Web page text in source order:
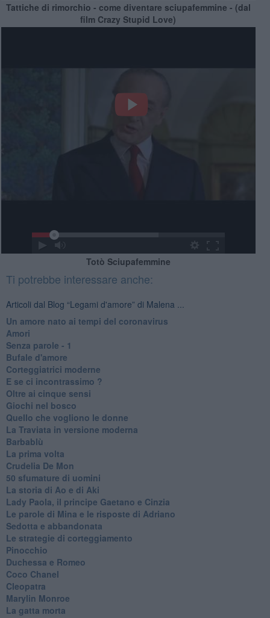
Tattiche di rimorchio - come diventare sciupafemmine - (dal
film Crazy Stupid Love)
Totò Sciupafemmine
Ti potrebbe interessare anche:
Articoli dal Blog “Legami d'amore” di Malena ...
Un amore nato ai tempi del coronavirus
Amori
Senza parole - 1
Bufale d'amore
Corteggiatrici moderne
E se ci incontrassimo ?
Oltre ai cinque sensi
Giochi nel bosco
Quello che vogliono le donne
La Traviata in versione moderna
Barbablù
La prima volta
Crudelia De Mon
50 sfumature di uomini
La storia di Ao e di Aki
Lady Paola, il principe Gaetano e Cinzia
Le parole di Mina e le risposte di Adriano
Sedotta e abbandonata
Le strategie di corteggiamento
Pinocchio
Duchessa e Romeo
Coco Chanel
Cleopatra
Marylin Monroe
La gatta morta